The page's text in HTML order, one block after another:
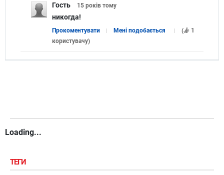
Гость 15 років тому
никогда!
Прокоментувати Мені подобається (
1
користувачу)
Loading...
ТЕГИ